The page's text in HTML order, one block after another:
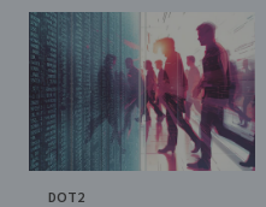
DOT2